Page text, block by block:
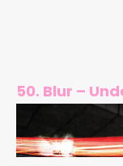
50. Blur –